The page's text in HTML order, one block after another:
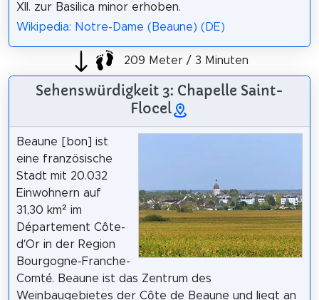
XII. zur Basilica minor erhoben.
Wikipedia: Notre-Dame (Beaune) (DE)
209 Meter / 3 Minuten
Sehenswürdigkeit 3: Chapelle Saint-
Flocel
Beaune [bon] ist
eine französische
Stadt mit 20.032
Einwohnern auf
31,30 km² im
Département Côte-
d’Or in der Region
Bourgogne-Franche-
Comté. Beaune ist das Zentrum des
Weinbaugebietes der Côte de Beaune und liegt an